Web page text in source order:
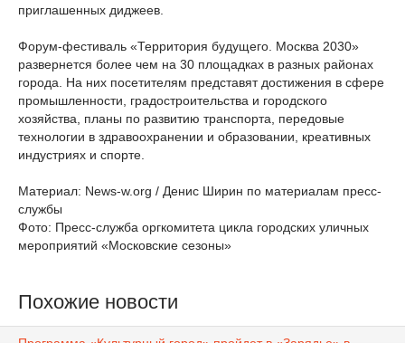
приглашенных диджеев.
Форум-фестиваль «Территория будущего. Москва 2030»
развернется более чем на 30 площадках в разных районах
города. На них посетителям представят достижения в сфере
промышленности, градостроительства и городского
хозяйства, планы по развитию транспорта, передовые
технологии в здравоохранении и образовании, креативных
индустриях и спорте.
Материал: News-w.org / Денис Ширин по материалам пресс-
службы
Фото: Пресс-служба оргкомитета цикла городских уличных
мероприятий «Московские сезоны»
Похожие новости